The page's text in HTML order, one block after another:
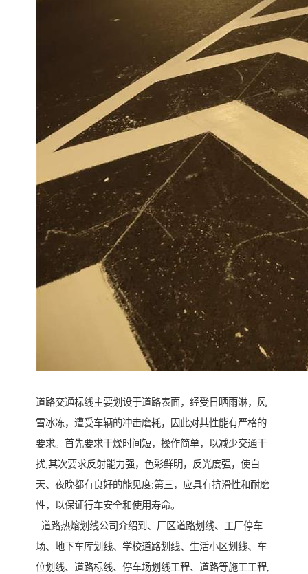
道路交通标线主要划设于道路表面，经受日晒雨淋，风
雪冰冻，遭受车辆的冲击磨耗，因此对其性能有严格的
要求。首先要求干燥时间短，操作简单，以减少交通干
扰;其次要求反射能力强，色彩鲜明，反光度强，使白
天、夜晚都有良好的能见度;第三，应具有抗滑性和耐磨
性，以保证行车安全和使用寿命。
道路热熔划线公司介绍到、厂区道路划线、工厂停车
场、地下车库划线、学校道路划线、生活小区划线、车
位划线、道路标线、停车场划线工程、道路等施工工程,